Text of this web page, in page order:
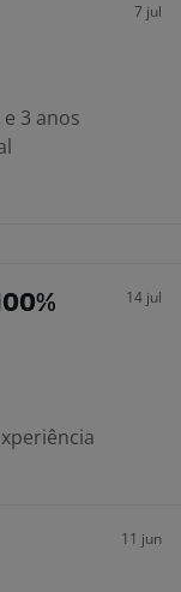
7 jul
3 anos
14 jul
11 jun